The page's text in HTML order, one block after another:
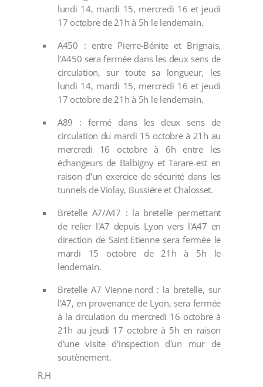
lundi 14, mardi 15, mercredi 16 et jeudi
17 octobre de 21h à 5h le lendemain.
A450 : entre Pierre-Bénite et Brignais,
l'A450 sera fermée dans les deux sens de
circulation, sur toute sa longueur, les
lundi 14, mardi 15, mercredi 16 et jeudi
17 octobre de 21h à 5h le lendemain.
A89 : fermé dans les deux sens de
circulation du mardi 15 octobre à 21h au
mercredi 16 octobre à 6h entre les
échangeurs de Balbigny et Tarare-est en
raison d'un exercice de sécurité dans les
tunnels de Violay, Bussière et Chalosset.
Bretelle A7/A47 : la bretelle permettant
de relier l'A7 depuis Lyon vers l'A47 en
direction de Saint-Etienne sera fermée le
mardi 15 octobre de 21h à 5h le
lendemain.
Bretelle A7 Vienne-nord : la bretelle, sur
l'A7, en provenance de Lyon, sera fermée
à la circulation du mercredi 16 octobre à
21h au jeudi 17 octobre à 5h en raison
d'une visite d'inspection d'un mur de
soutènement.
R.H